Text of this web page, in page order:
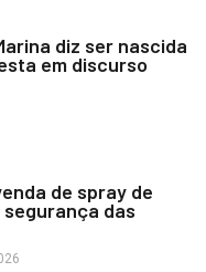
diz ser nascida
em discurso
de spray de
das